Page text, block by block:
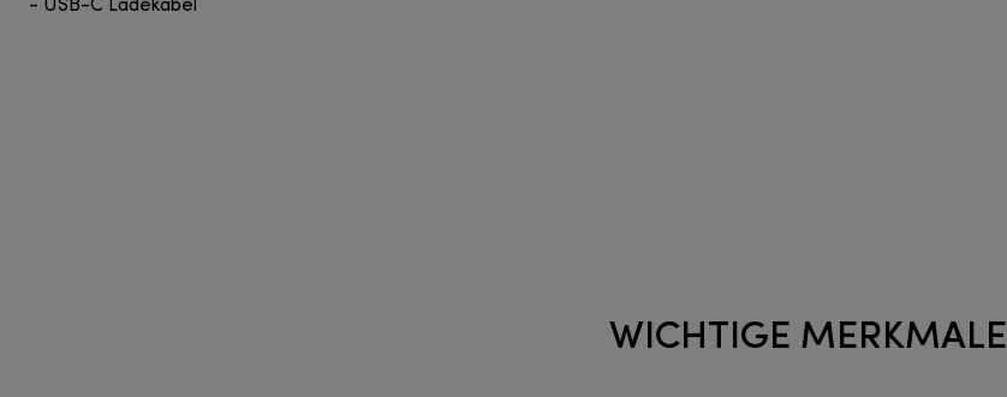
- USB-C Ladekabel
WICHTIGE MERKMALE